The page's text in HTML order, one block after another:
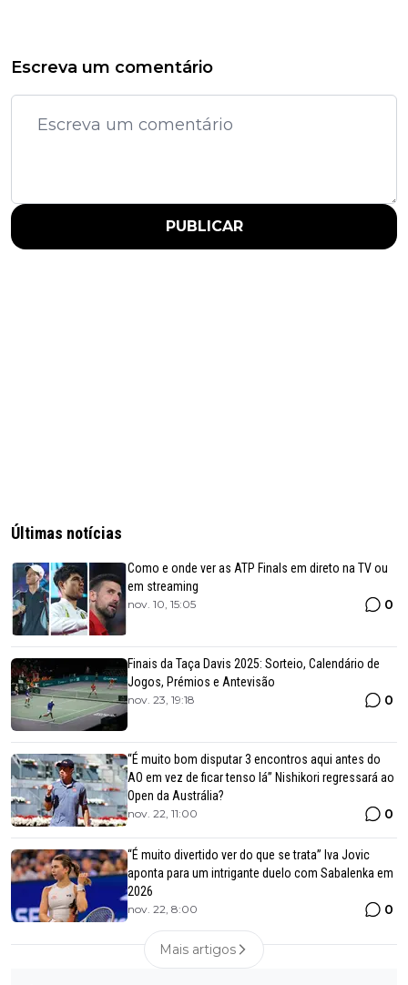
Escreva um comentário
PUBLICAR
Últimas notícias
Como e onde ver as ATP Finals em direto na TV ou
em streaming
nov. 10, 15:05 0
Finais da Taça Davis 2025: Sorteio, Calendário de
Jogos, Prémios e Antevisão
nov. 23, 19:18 0
“É muito bom disputar 3 encontros aqui antes do
AO em vez de ficar tenso lá” Nishikori regressará ao
Open da Austrália?
nov. 22, 11:00 0
“É muito divertido ver do que se trata” Iva Jovic
aponta para um intrigante duelo com Sabalenka em
2026
nov. 22, 8:00 0
Mais artigos